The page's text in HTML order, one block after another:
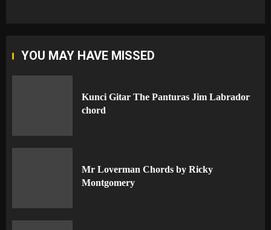
YOU MAY HAVE MISSED
Kunci Gitar The Panturas Jim Labrador
chord
Mr Loverman Chords by Ricky
Montgomery